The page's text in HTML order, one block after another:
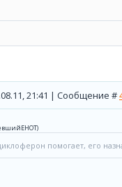
21:41 | Сообщение #
)
помогает, его